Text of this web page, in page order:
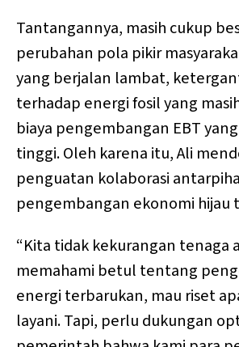
Tantangannya, masih cukup
perubahan pola pikir
yang berjalan lambat,
terhadap energi fosil yang
biaya pengembangan EBT
tinggi. Oleh karena itu, Ali
penguatan kolaborasi
pengembangan ekonomi hijau
“Kita tidak kekurangan tenaga
memahami betul tentang
energi terbarukan, mau riset
layani. Tapi, perlu dukungan